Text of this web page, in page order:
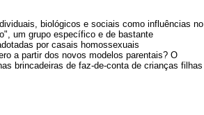
biológicos e sociais como influências no
um grupo específico e de bastante
por casais homossexuais
a partir dos novos modelos parentais? O
brincadeiras de faz-de-conta de crianças filhas